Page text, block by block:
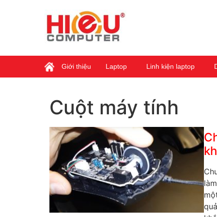
Giới thiệu Laptop Linh kiện laptop
Cuột máy tính